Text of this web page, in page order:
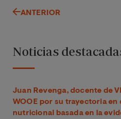
ANTERIOR
Noticias
Juan Revenga, docente de
WOOE por su trayectoria
nutricional basada en la